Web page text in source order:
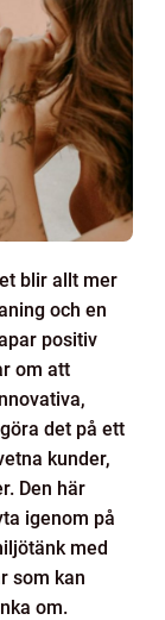
blir allt mer
och en
positiv
om att
det på ett
kunder,
Den här
igenom på
med
som kan
om.